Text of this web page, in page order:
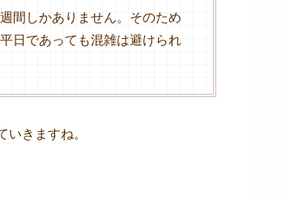
間しかありません。そのため
日であっても混雑は避けられ
きますね。